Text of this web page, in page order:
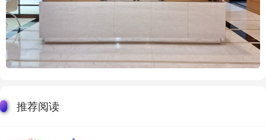
推荐阅读